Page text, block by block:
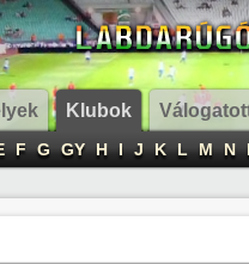
Klubok
F G GY H I J K L M N